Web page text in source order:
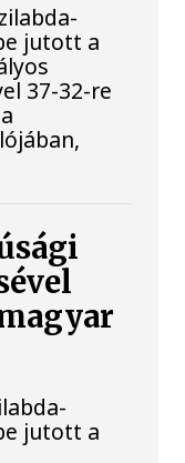
jutott a
37-32-re
jutott a